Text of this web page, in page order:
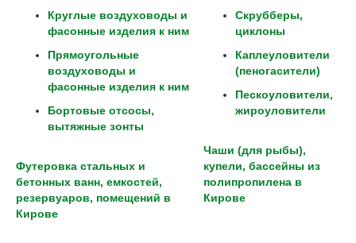
Круглые воздуховоды и
фасонные изделия к ним
Прямоугольные
воздуховоды и
фасонные изделия к ним
Бортовые отсосы,
вытяжные зонты
Футеровка стальных и
бетонных ванн, емкостей,
резервуаров, помещений в
Кирове
Скрубберы,
циклоны
Каплеуловители
(пеногасители)
Пескоуловители,
жироуловители
Чаши (для рыбы),
купели, бассейны из
полипропилена в
Кирове